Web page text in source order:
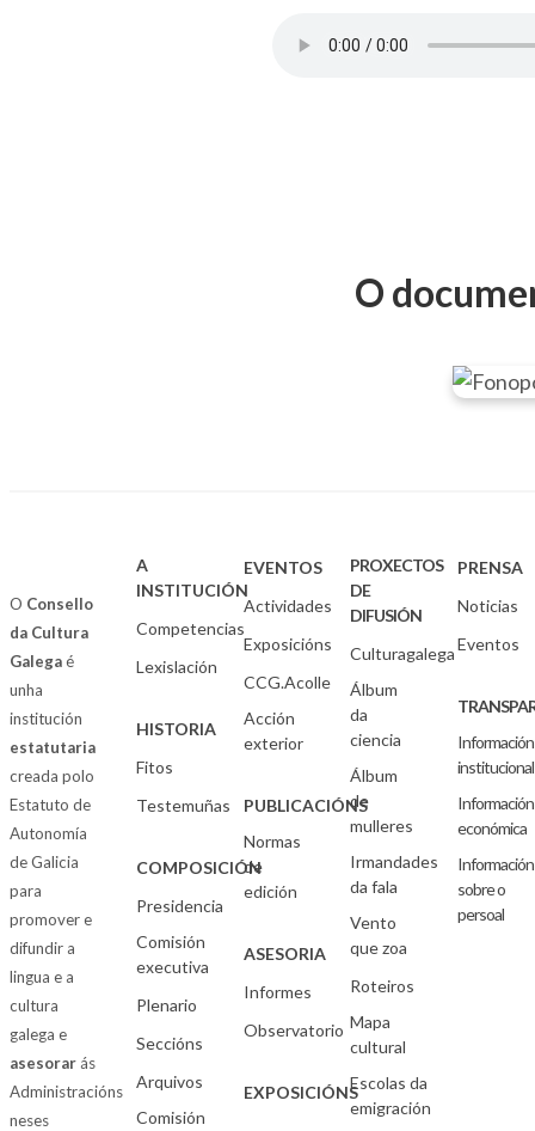
O
O Consello
da Cultura
Galegaé
unha
institución
estatutaria
creada polo
Estatuto de
Autonomía
de Galicia
para
promover e
difundir a
lingua e a
cultura
galega e
asesorarás
Administracións
neses
A
INSTITUCIÓN
Competencias
Lexislación
HISTORIA
Fitos
Testemuñas
COMPOSICIÓN
Presidencia
Comisión
executiva
Plenario
Seccións
Arquivos
Comisión
EVENTOS
Actividades
Exposicións
CCG.Acolle
Acción
exterior
PUBLICACIÓNS
Normas
de
edición
ASESORIA
Informes
Observatorio
EXPOSICIÓNS
PROXECTOS
DE
DIFUSIÓN
Culturagalega
Álbum
da
ciencia
Álbum
de
mulleres
Irmandades
da fala
Vento
que zoa
Roteiros
Mapa
cultural
Escolas da
emigración
PRENSA
Noticias
Eventos
Información
institucional
Información
económica
Información
sobre o
persoal